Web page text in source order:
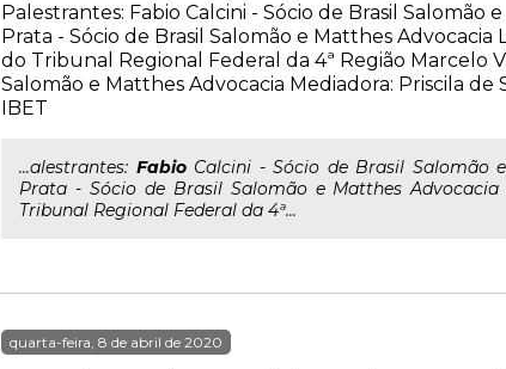
Palestrantes: Fabio Calcini - Sócio de Brasil Salomão
Prata - Sócio de Brasil Salomão e Matthes
do Tribunal Regional Federal da 4ª Região Marcelo
Salomão e Matthes Advocacia Mediadora: Priscila
IBET
...alestrantes: FabioCalcini - Sócio de Brasil Salomão
Prata - Sócio de Brasil Salomão e Matthes
Tribunal Regional Federal da 4ª...
quarta-feira, 8 de abril de 2020